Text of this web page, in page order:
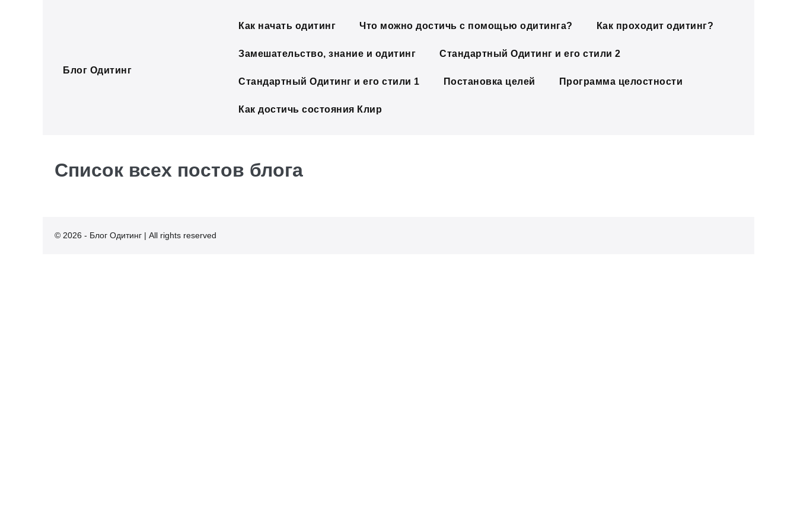
Блог Одитинг
Как начать одитинг Что можно достичь с помощью одитинга? Как проходит одитинг?
Замешательство, знание и одитинг Стандартный Одитинг и его стили 2
Стандартный Одитинг и его стили 1 Постановка целей Программа целостности
Как достичь состояния Клир
Список всех постов блога
© 2026 - Блог Одитинг | All rights reserved